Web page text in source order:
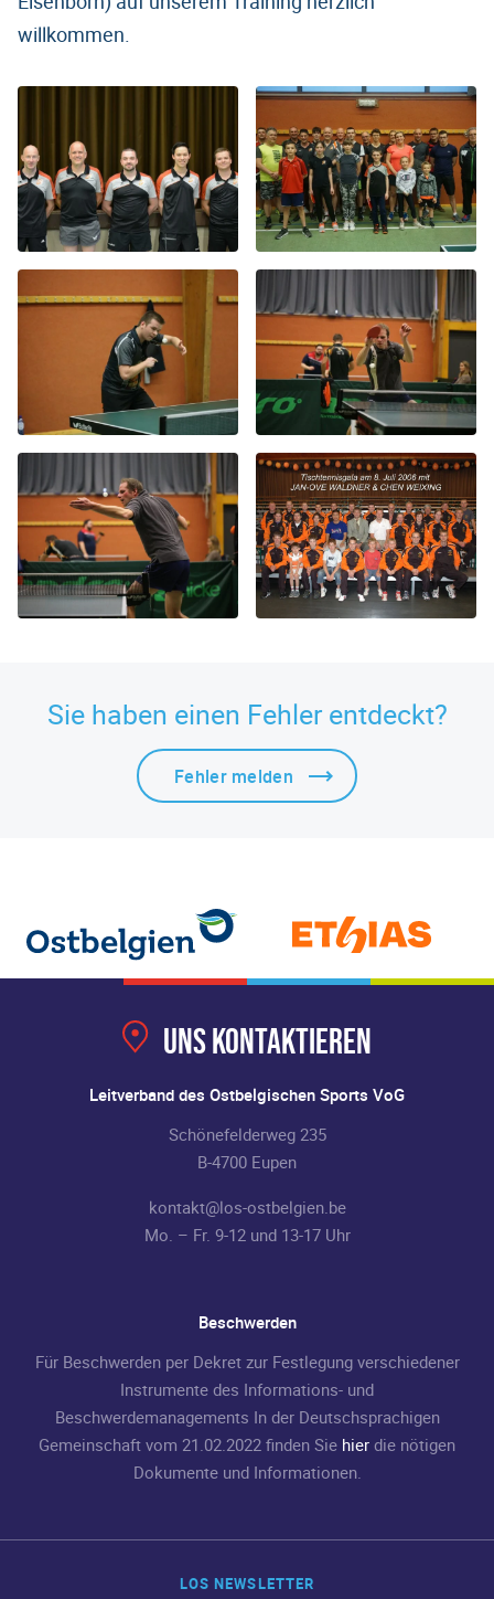
willkommen.
Sie haben einen Fehler entdeckt?
Fehler melden
LOS NEWSLETTER
Uns kontaktieren
Leitverband des Ostbelgischen Sports VoG
Schönefelderweg 235
B-4700 Eupen
kontakt@los-ostbelgien.be
Mo. – Fr. 9-12 und 13-17 Uhr
Beschwerden
Für Beschwerden per Dekret zur Festlegung verschiedener
Instrumente des Informations- und
Beschwerdemanagements In der Deutschsprachigen
Gemeinschaft vom 21.02.2022 finden Sie hier die nötigen
Dokumente und Informationen.